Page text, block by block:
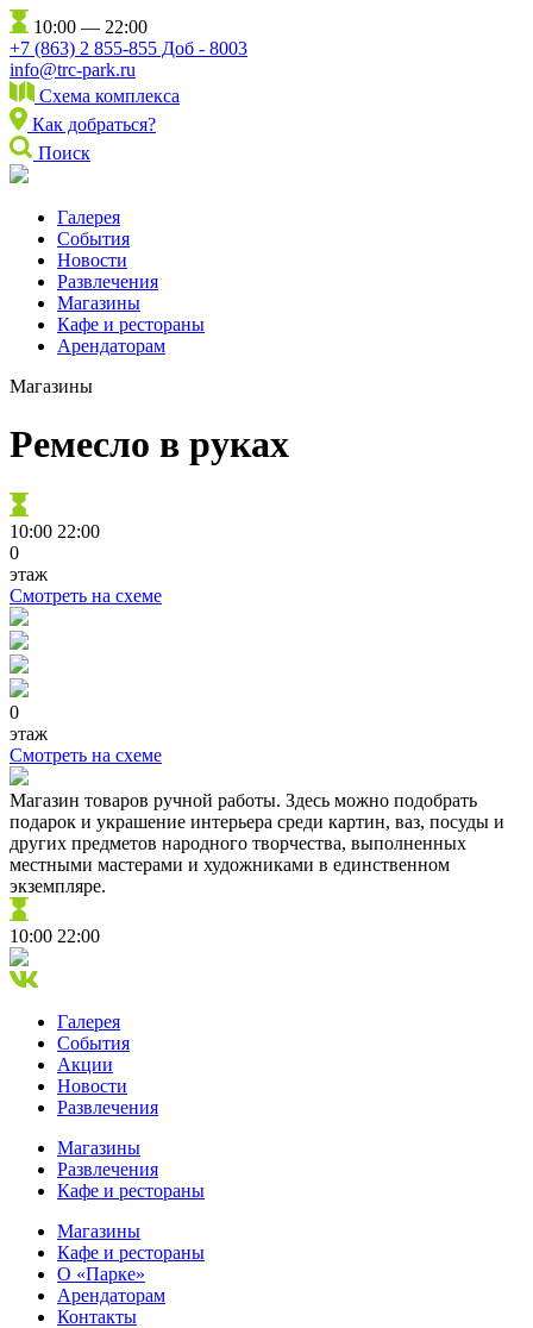
10:00 — 22:00
+7 (863) 2 855-855 Доб - 8003
info@trc-park.ru
Схема комплекса
Как добраться?
Поиск
Галерея
События
Новости
Развлечения
Магазины
Кафе и рестораны
Арендаторам
Магазины
Ремесло в руках
10:00 22:00
0
этаж
Смотреть на схеме
0
этаж
Смотреть на схеме
Магазин товаров ручной работы. Здесь можно подобрать
подарок и украшение интерьера среди картин, ваз, посуды и
других предметов народного творчества, выполненных
местными мастерами и художниками в единственном
экземпляре.
10:00 22:00
Галерея
События
Акции
Новости
Развлечения
Магазины
Развлечения
Кафе и рестораны
Магазины
Кафе и рестораны
О «Парке»
Арендаторам
Контакты